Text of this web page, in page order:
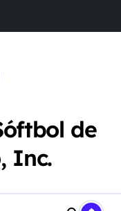
de
Inc.